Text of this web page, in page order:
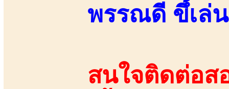
พรรณดี ขึ้เล่น
สนใจติดต่อส